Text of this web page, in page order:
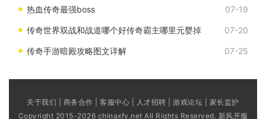
热血传奇最强boss 07-19
传奇世界双战和战道哪个好传奇霸主哪里元婴掉 07-20
传奇手游暗殿攻略图文详解 07-25
关于我们 | 商务合作 | 客服中心 | 人才招聘 | 游戏论坛 | 家长监护
Copyright 2015-2026 chinaxfy.net All Rights Reserved. 新风开服